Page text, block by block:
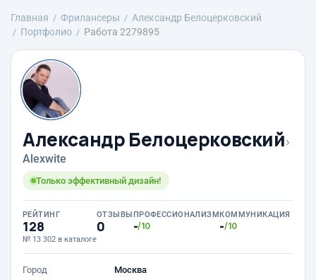
Главная Фрилансеры
Александр Белоцерковский
Портфолио
Работа 2279895
Александр Белоцерковский›
Alexwite
Только эффективный дизайн!
РЕЙТИНГ
128
№ 13 302 в каталоге
ОТЗЫВЫ
0
ПРОФЕССИОНАЛИЗМ
-/10
КОММУНИКАЦИЯ
-/10
Город
Москва